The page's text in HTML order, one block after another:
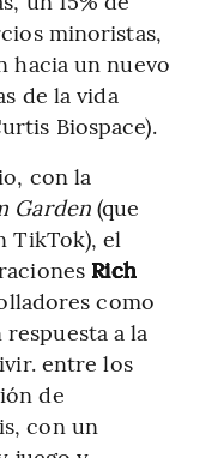
minoristas,
hacia un nuevo
de la vida
Biospace).
con la
Garden(que
TikTok), el
Rich
como
a la
entre los
de
con un